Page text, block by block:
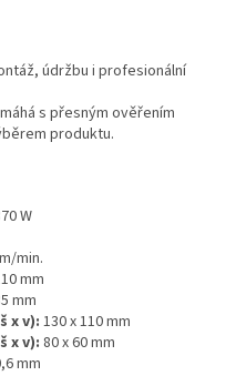
údržbu i profesionální
s přesným ověřením
produktu.
W
min.
mm
mm
x v): 130 x 110 mm
x v): 80 x 60 mm
mm